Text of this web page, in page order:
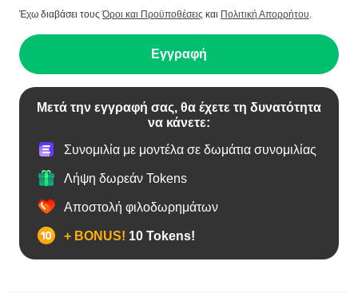
Έχω διαβάσει τουςΌροι και Προϋποθέσεις και Πολιτική Απορρήτου.
Εγγραφή
Μετά την εγγραφή σας, θα έχετε τη δυνατότητα
να κάνετε:
Συνομιλία με μοντέλα σε δωμάτια συνομιλίας
Λήψη δωρεάν Tokens
Αποστολή φιλοδωρημάτων
+ BONUS! 10 Tokens!